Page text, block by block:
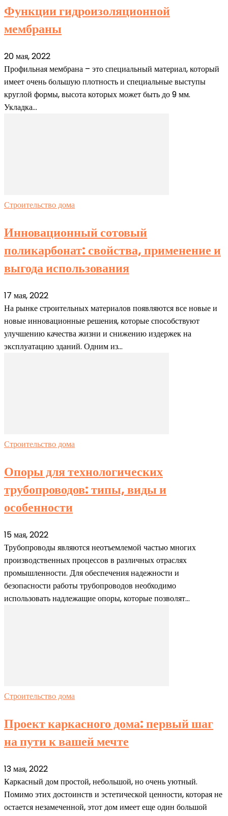
Функции гидроизоляционной
мембраны
20 мая, 2022
Профильная мембрана – это специальный материал, который
имеет очень большую плотность и специальные выступы
круглой формы, высота которых может быть до 9 мм.
Укладка...
Строительство дома
Инновационный сотовый
поликарбонат: свойства, применение и
выгода использования
17 мая, 2022
На рынке строительных материалов появляются все новые и
новые инновационные решения, которые способствуют
улучшению качества жизни и снижению издержек на
эксплуатацию зданий. Одним из...
Строительство дома
Опоры для технологических
трубопроводов: типы, виды и
особенности
15 мая, 2022
Трубопроводы являются неотъемлемой частью многих
производственных процессов в различных отраслях
промышленности. Для обеспечения надежности и
безопасности работы трубопроводов необходимо
использовать надлежащие опоры, которые позволят...
Строительство дома
Проект каркасного дома: первый шаг
на пути к вашей мечте
13 мая, 2022
Каркасный дом простой, небольшой, но очень уютный.
Помимо этих достоинств и эстетической ценности, которая не
остается незамеченной, этот дом имеет еще один большой